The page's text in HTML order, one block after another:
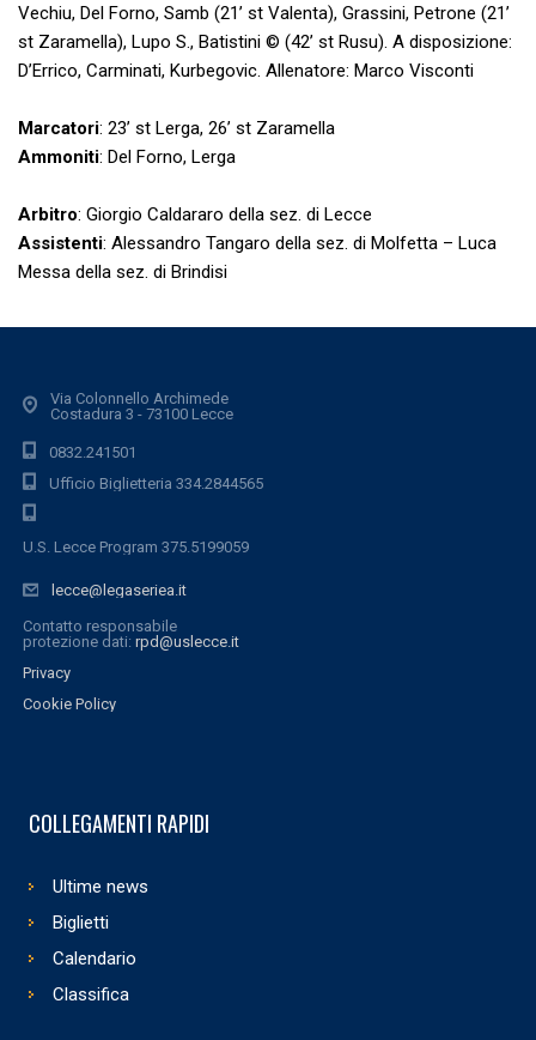
Vechiu, Del Forno, Samb (21’ st Valenta), Grassini, Petrone (21’
st Zaramella), Lupo S., Batistini © (42’ st Rusu). A disposizione:
D’Errico, Carminati, Kurbegovic. Allenatore: Marco Visconti
Marcatori: 23’ st Lerga, 26’ st Zaramella
Ammoniti: Del Forno, Lerga
Arbitro: Giorgio Caldararo della sez. di Lecce
Assistenti: Alessandro Tangaro della sez. di Molfetta – Luca
Messa della sez. di Brindisi
Via Colonnello Archimede
Costadura 3 - 73100 Lecce
0832.241501
Ufficio Biglietteria 334.2844565
U.S. Lecce Program 375.5199059
lecce@legaseriea.it
Contatto responsabile
protezione dati: rpd@uslecce.it
Privacy
Cookie Policy
COLLEGAMENTI RAPIDI
Ultime news
Biglietti
Calendario
Classifica